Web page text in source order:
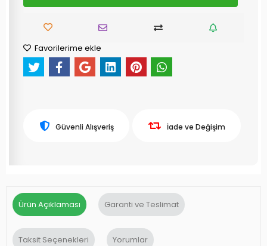
Favorilerime ekle
Güvenli Alışveriş İade ve Değişim
Ürün Açıklaması Garanti ve Teslimat
Taksit Seçenekleri Yorumlar